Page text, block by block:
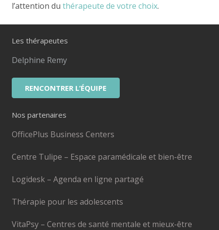
l’attention du thérapeute de votre choix.
Les thérapeutes
Delphine Remy
RENCONTRER L’ÉQUIPE
Nos partenaires
OfficePlus Business Centers
Centre Tulipe – Espace paramédicale et bien-être
Logidesk – Agenda en ligne partagé
Thérapie pour les adolescents
VitaPsy – Centres de santé mentale et mieux-être